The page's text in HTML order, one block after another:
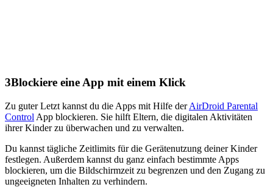
3Blockiere eine App mit einem Klick
Zu guter Letzt kannst du die Apps mit Hilfe derAirDroid Parental
Control App blockieren. Sie hilft Eltern, die digitalen Aktivitäten
ihrer Kinder zu überwachen und zu verwalten.
Du kannst tägliche Zeitlimits für die Gerätenutzung deiner Kinder
festlegen. Außerdem kannst du ganz einfach bestimmte Apps
blockieren, um die Bildschirmzeit zu begrenzen und den Zugang zu
ungeeigneten Inhalten zu verhindern.